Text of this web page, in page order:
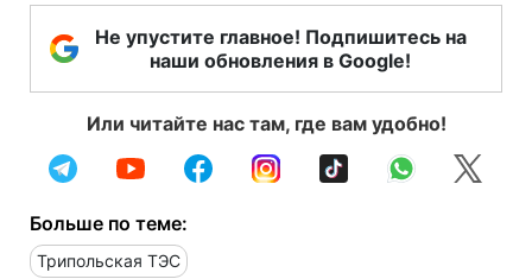
Не упустите главное! Подпишитесь на
наши обновления в Google!
Или читайте нас там, где вам удобно!
Больше по теме:
Трипольская ТЭС